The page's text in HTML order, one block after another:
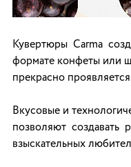
Кувертюры Carma
формате конфеты или
прекрасно
Вкусовые и
позволяют создавать
взыскательных